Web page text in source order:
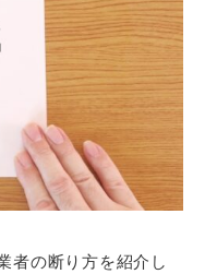
者の断り方を紹介し